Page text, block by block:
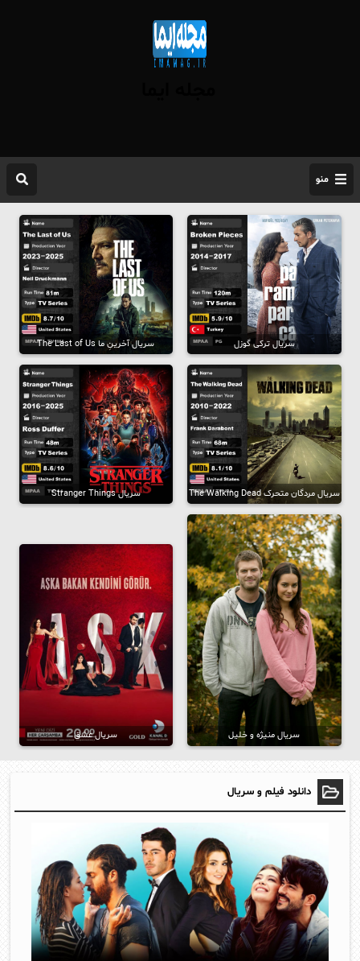
منو
سریال ترکی گوزل سریال آخرینِ ما The Last of Us
سریال مردگان متحرک The Walking Dead سریال Stranger Things
سریال منیژه و خلیل سریال عشق
دانلود فیلم و سریال